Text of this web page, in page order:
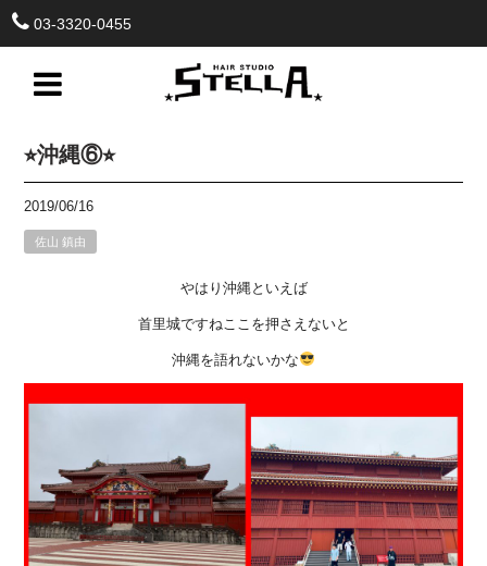
03-3320-0455
⭐︎沖縄⑥⭐︎
2019/06/16
佐山 鎮由
やはり沖縄といえば
首里城ですねここを押さえないと
沖縄を語れないかな